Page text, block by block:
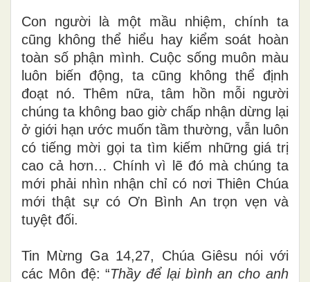
Con người là một mầu nhiệm, chính ta
cũng không thể hiểu hay kiểm soát hoàn
toàn số phận mình. Cuộc sống muôn màu
luôn biến động, ta cũng không thể định
đoạt nó. Thêm nữa, tâm hồn mỗi người
chúng ta không bao giờ chấp nhận dừng lại
ở giới hạn ước muốn tầm thường, vẫn luôn
có tiếng mời gọi ta tìm kiếm những giá trị
cao cả hơn… Chính vì lẽ đó mà chúng ta
mới phải nhìn nhận chỉ có nơi Thiên Chúa
mới thật sự có Ơn Bình An trọn vẹn và
tuyệt đối.
Tin Mừng Ga 14,27, Chúa Giêsu nói với
các Môn đệ: “Thầy để lại bình an cho anh